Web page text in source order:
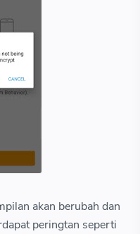
akan berubah dan
peringtan seperti